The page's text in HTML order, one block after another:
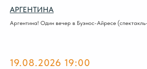
АРГЕНТИНА
Аргентина! Один вечер в Буэнос-Айресе
19.08.2026 19:00